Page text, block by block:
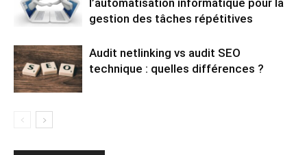
l’automatisation informatique pour la
gestion des tâches répétitives
Audit netlinking vs audit SEO
technique : quelles différences ?